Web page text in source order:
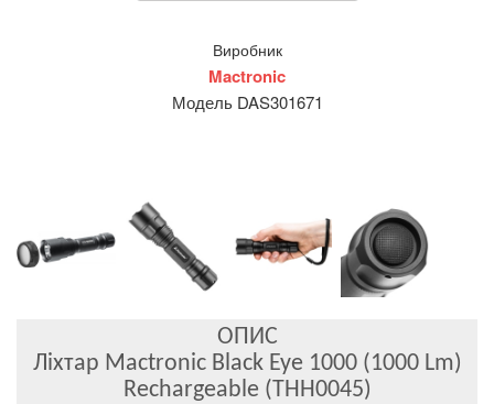
Виробник
Mactronic
Модель DAS301671
ОПИС
Ліхтар Mactronic Black Eye 1000 (1000 Lm)
Rechargeable (THH0045)